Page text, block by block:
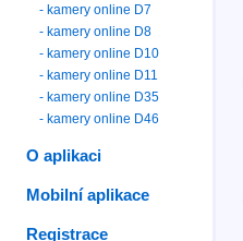
- kamery online D7
- kamery online D8
- kamery online D10
- kamery online D11
- kamery online D35
- kamery online D46
O aplikaci
Mobilní aplikace
Registrace